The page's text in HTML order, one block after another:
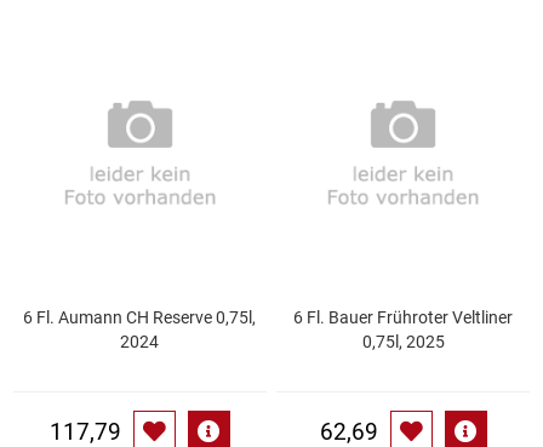
Tischkultur
Trocken-/Backfrüchte
Waffeln / Kekse
6 Fl. Aumann CH Reserve 0,75l,
2024
117,79
6 Fl. Bauer Frühroter Veltliner
0,75l, 2025
62,69